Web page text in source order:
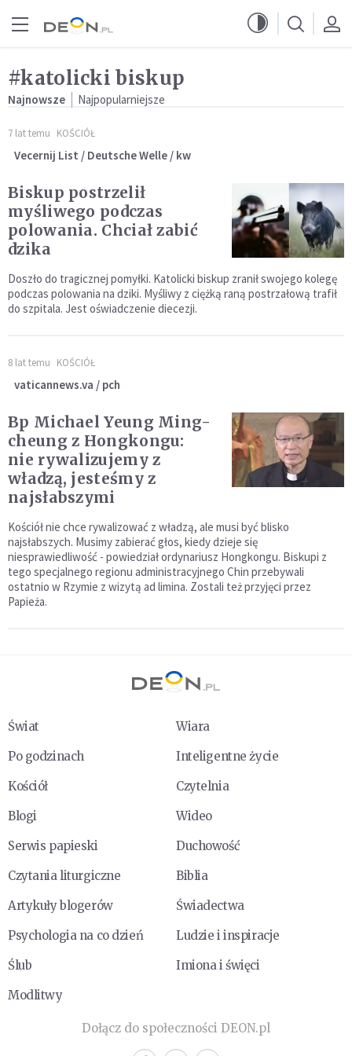
#katolicki biskup
Najnowsze Najpopularniejsze
7 lat temu KOŚCIÓŁ
Vecernij List / Deutsche Welle / kw
Biskup postrzelił
myśliwego podczas
polowania. Chciał zabić
dzika
Doszło do tragicznej pomyłki. Katolicki biskup zranił swojego kolegę
podczas polowania na dziki. Myśliwy z ciężką raną postrzałową trafił
do szpitala. Jest oświadczenie diecezji.
8 lat temu KOŚCIÓŁ
vaticannews.va / pch
Bp Michael Yeung Ming-
cheung z Hongkongu:
nie rywalizujemy z
władzą, jesteśmy z
najsłabszymi
Kościół nie chce rywalizować z władzą, ale musi być blisko
najsłabszych. Musimy zabierać głos, kiedy dzieje się
niesprawiedliwość - powiedział ordynariusz Hongkongu. Biskupi z
tego specjalnego regionu administracyjnego Chin przebywali
ostatnio w Rzymie z wizytą ad limina. Zostali też przyjęci przez
Papieża.
Świat
Wiara
Po godzinach
Inteligentne życie
Kościół
Czytelnia
Blogi
Wideo
Serwis papieski
Duchowość
Czytania liturgiczne
Biblia
Artykuły blogerów
Świadectwa
Psychologia na co dzień
Ludzie i inspiracje
Ślub
Imiona i święci
Modlitwy
Dołącz do społeczności DEON.pl